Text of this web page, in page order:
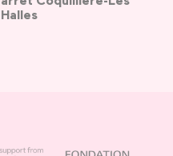
Halles